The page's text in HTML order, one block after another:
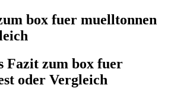
box fuer muelltonnen
Fazit zum box fuer
oder Vergleich